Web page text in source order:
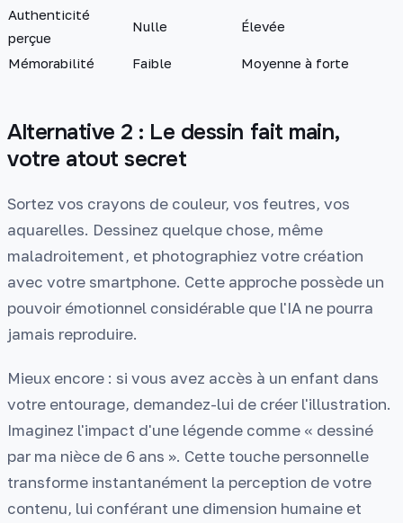
Authenticité
perçue
Nulle Élevée
Mémorabilité Faible Moyenne à forte
Alternative 2 : Le dessin fait main,
votre atout secret
Sortez vos crayons de couleur, vos feutres, vos
aquarelles. Dessinez quelque chose, même
maladroitement, et photographiez votre création
avec votre smartphone. Cette approche possède un
pouvoir émotionnel considérable que l'IA ne pourra
jamais reproduire.
Mieux encore : si vous avez accès à un enfant dans
votre entourage, demandez-lui de créer l'illustration.
Imaginez l'impact d'une légende comme « dessiné
par ma nièce de 6 ans ». Cette touche personnelle
transforme instantanément la perception de votre
contenu, lui conférant une dimension humaine et